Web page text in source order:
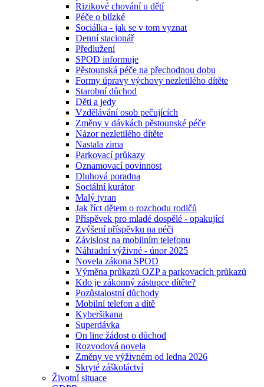
Rizikové chování u dětí
Péče o blízké
Sociálka - jak se v tom vyznat
Denní stacionář
Předlužení
SPOD informuje
Pěstounská péče na přechodnou dobu
Formy úpravy výchovy nezletilého dítěte
Starobní důchod
Děti a jedy
Vzdělávání osob pečujících
Změny v dávkách pěstounské péče
Názor nezletilého dítěte
Nastala zima
Parkovací průkazy
Oznamovací povinnost
Dluhová poradna
Sociální kurátor
Malý tyran
Jak říct dětem o rozchodu rodičů
Příspěvek pro mladé dospělé - opakující
Zvýšení příspěvku na péči
Závislost na mobilním telefonu
Náhradní výživné - únor 2025
Novela zákona SPOD
Výměna průkazů OZP a parkovacích průkazů
Kdo je zákonný zástupce dítěte?
Pozůstalostní důchody
Mobilní telefon a dítě
Kyberšikana
Superdávka
On line žádost o důchod
Rozvodová novela
Změny ve výživném od ledna 2026
Skryté záškoláctví
Životní situace